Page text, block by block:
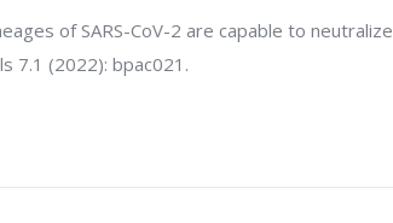
of SARS-CoV-2 are capable to neutralize
7.1 (2022): bpac021.